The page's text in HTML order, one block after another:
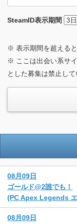
SteamID表示期間
※ 表示期間を超える
※ ここは出会い系サ
とした募集は禁止して
08月09日
ゴールド@2誰でも！
(PC Apex Legends
08月09日